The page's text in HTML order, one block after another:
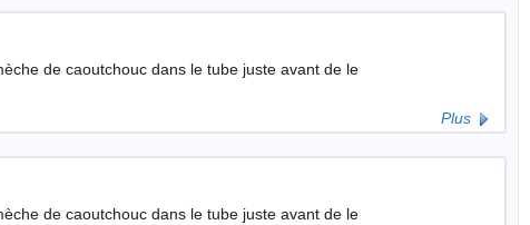
de caoutchouc dans le tube juste avant de le
Plus
de caoutchouc dans le tube juste avant de le